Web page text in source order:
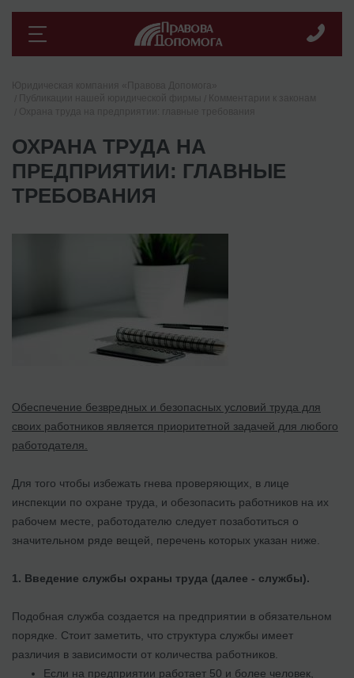
ОХРАНА ТРУДА НА
ПРЕДПРИЯТИИ: ГЛАВНЫЕ
ТРЕБОВАНИЯ
Обеспечение безвредных и безопасных условий труда для
своих работников является приоритетной задачей для любого
работодателя.
Для того чтобы избежать гнева проверяющих, в лице
инспекции по охране труда, и обезопасить работников на их
рабочем месте, работодателю следует позаботиться о
значительном ряде вещей, перечень которых указан ниже.
1. Введение службы охраны труда (далее - службы).
Подобная служба создается на предприятии в обязательном
порядке. Стоит заметить, что структура службы имеет
различия в зависимости от количества работников.
Если на предприятии работает 50 и более человек